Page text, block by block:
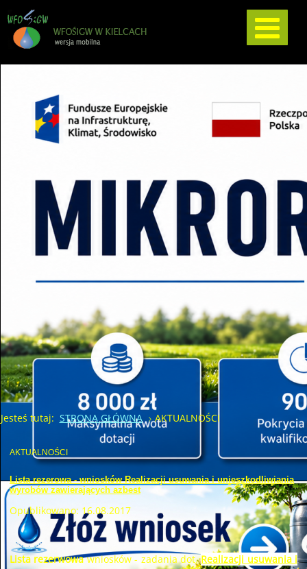
Jesteś tutaj: STRONA GŁÓWNA AKTUALNOŚCI
AKTUALNOŚCI
Lista rezerowa - wniosków Realizacji usuwania i unieszkodliwiania
wyrobów zawierających azbest
Opublikowano: 16.08.2017
Lista rezerwowawniosków - zadania dot.Realizacji usuwania i